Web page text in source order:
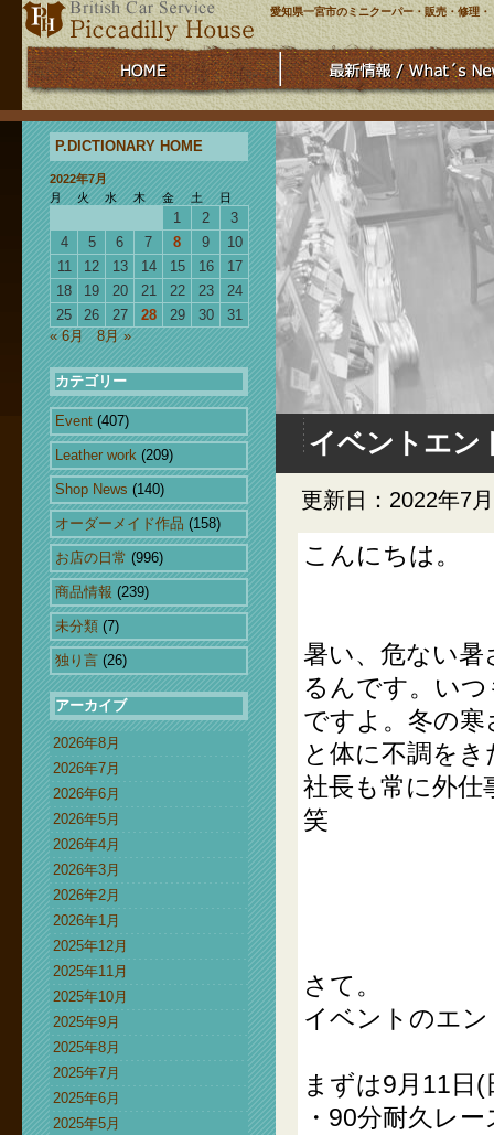
愛知県一宮市のミニクーパー・販売・修理
P.DICTIONARY HOME
2022年7月
月
火 水 木 金 土 日
1 2
3
4
5 6 7 8 9
10
11
12 13 14 15 16
17
18
19 20 21 22 23
24
25
26 27 28 29 30
31
« 6月
8月 »
カテゴリー
Event (407)
Leather work (209)
Shop News (140)
オーダーメイド作品 (158)
お店の日常 (996)
商品情報 (239)
未分類 (7)
独り言 (26)
アーカイブ
2026年8月
2026年7月
2026年6月
2026年5月
2026年4月
2026年3月
2026年2月
2026年1月
2025年12月
2025年11月
2025年10月
2025年9月
2025年8月
2025年7月
2025年6月
2025年5月
イベントエン
更新日：2022年7
こんにちは。
暑い、危ない
るんです。い
ですよ。冬の
と体に不調を
社長も常に外仕
笑
さて。
イベントのエ
まずは9月11
・90分耐久レー